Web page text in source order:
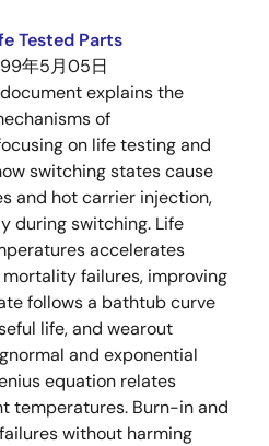
Tested Parts
年5月05日
explains the
of
on life testing and
switching states cause
and hot carrier injection,
during switching. Life
accelerates
failures, improving
follows a bathtub curve
life, and wearout
and exponential
equation relates
temperatures. Burn-in and
without harming